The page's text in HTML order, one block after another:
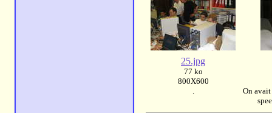
25.jpg
77 ko
800X600
.
On